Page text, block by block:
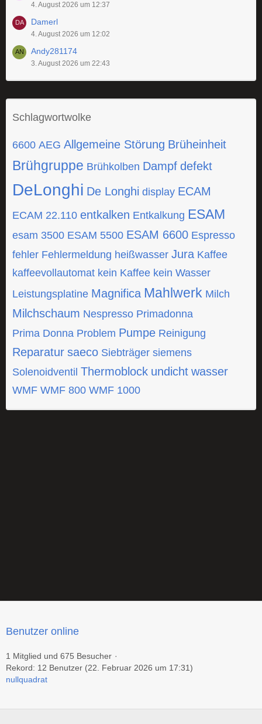
4. August 2026 um 12:37
Damerl
4. August 2026 um 12:02
Andy281174
3. August 2026 um 22:43
Schlagwortwolke
6600 AEG Allgemeine Störung Brüheinheit
Brühgruppe Brühkolben Dampf defekt
DeLonghi De Longhi display ECAM
ECAM 22.110 entkalken Entkalkung ESAM
esam 3500 ESAM 5500 ESAM 6600 Espresso
fehler Fehlermeldung heißwasser Jura Kaffee
kaffeevollautomat kein Kaffee kein Wasser
Leistungsplatine Magnifica Mahlwerk Milch
Milchschaum Nespresso Primadonna
Prima Donna Problem Pumpe Reinigung
Reparatur saeco Siebträger siemens
Solenoidventil Thermoblock undicht wasser
WMF WMF 800 WMF 1000
Benutzer online
1 Mitglied und 675 Besucher
Rekord: 12 Benutzer (22. Februar 2026 um 17:31)
nullquadrat